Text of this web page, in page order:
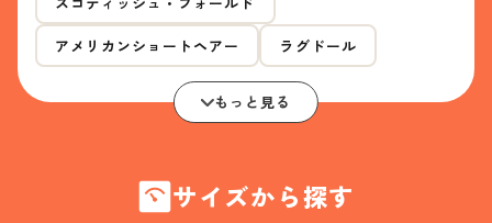
アメリカンショートヘアー ラグドール
もっと見る
サイズから探す